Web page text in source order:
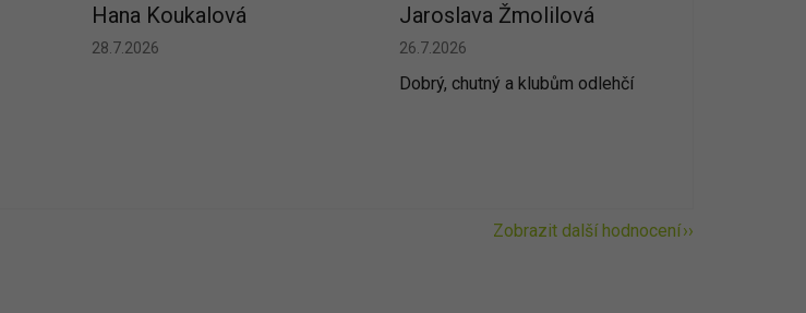
Hana Koukalová
Hodnocení obchodu je 5 z 5 hvězdiček.
28.7.2026
Jaroslava Žmolilová
Hodnocení obchodu je 5 z 5 hvězdiček.
26.7.2026
Dobrý, chutný a klubům odlehčí
Zobrazit další hodnocení